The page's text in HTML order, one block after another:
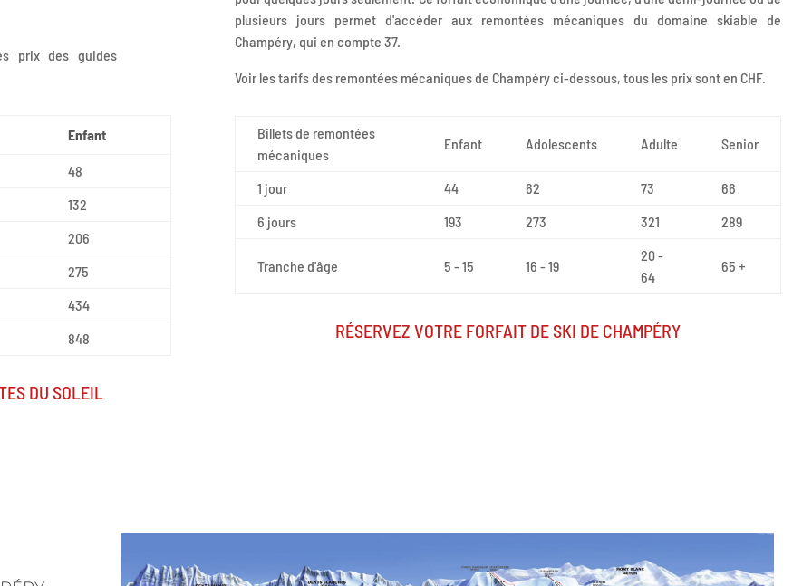
prix des guides
Enfant
48
132
206
275
434
848
DU SOLEIL
plusieurs jours permet d'accéder aux remontées mécaniques du domaine skiable de
Champéry, qui en compte 37.
Voir les tarifs des remontées mécaniques de Champéry ci-dessous, tous les prix sont en CHF.
Billets de remontées
mécaniques
Enfant Adolescents Adulte Senior
1 jour 44 62 73
66
6 jours
193 273 321 289
Tranche d'âge 5 - 15 16 - 19
20 -
64
65 +
RÉSERVEZ VOTRE FORFAIT DE SKI DE CHAMPÉRY